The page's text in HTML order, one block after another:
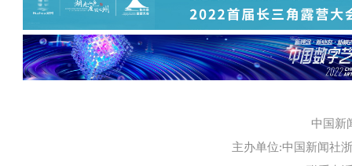
中国新
主办单位:中国新闻社